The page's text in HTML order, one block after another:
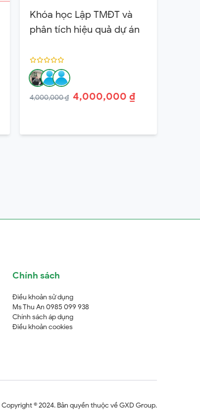
Khóa học Lập TMĐT và
phân tích hiệu quả dự án
4,000,000 ₫ 4,000,000 ₫
Chính sách
Điều khoản sử dụng
Ms Thu An 0985 099 938
Chính sách áp dụng
Điều khoản cookies
Copyright © 2024. Bản quyền thuộc về GXD Group.